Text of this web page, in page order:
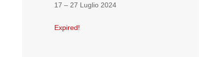
17 – 27 Luglio 2024
Expired!